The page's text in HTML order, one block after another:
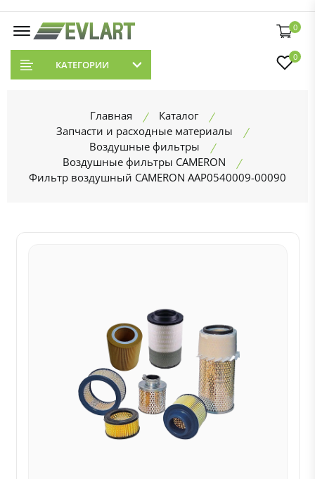
0
КАТЕГОРИИ
0
Главная
Каталог
Запчасти и расходные материалы
Воздушные фильтры
Воздушные фильтры CAMERON
Фильтр воздушный CAMERON AAP0540009-00090